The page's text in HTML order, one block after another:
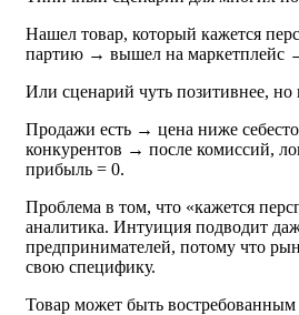
Нашел товар, который кажется
партию → вышел на маркетплейс
Или сценарий чуть позитивнее,
Продажи есть → цена ниже
конкурентов → после комиссий,
прибыль = 0.
Проблема в том, что «кажется
аналитика. Интуиция подводит
предпринимателей, потому что
свою специфику.
Товар может быть